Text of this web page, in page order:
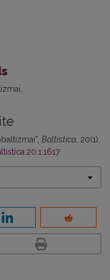
Baltistica, 20(1),
.